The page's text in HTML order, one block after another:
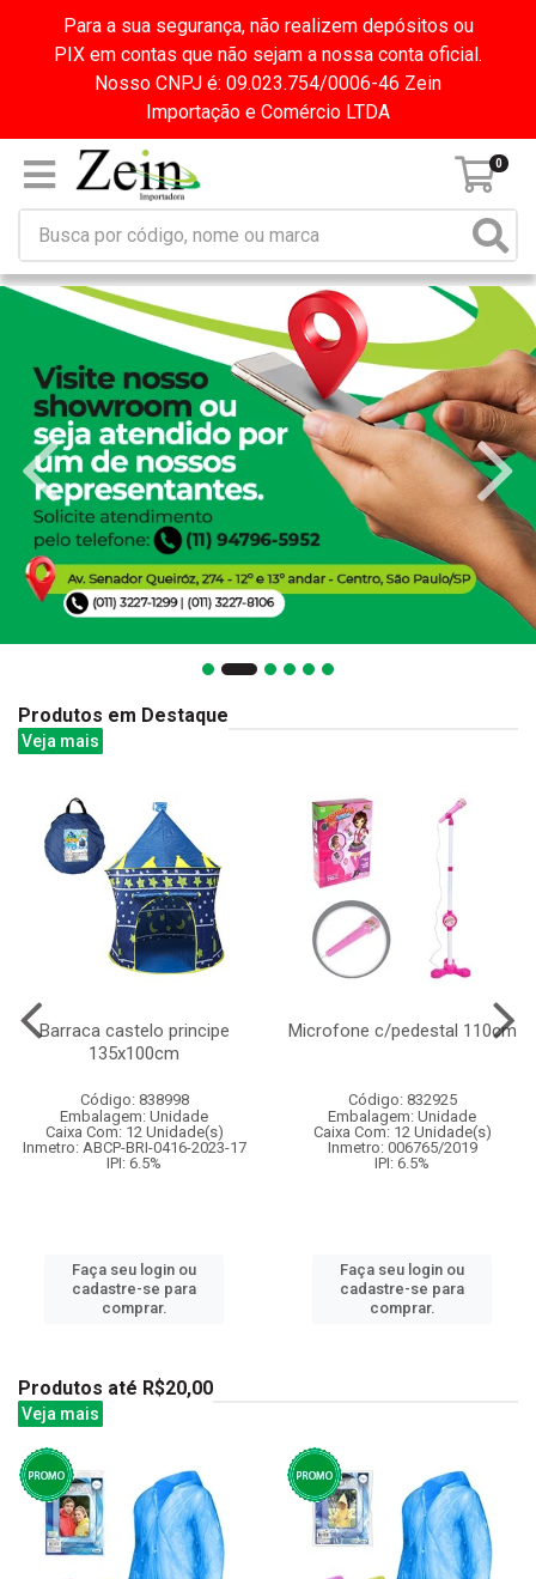
Para a sua segurança, não realizem depósitos ou
PIX em contas que não sejam a nossa conta oficial.
Nosso CNPJ é: 09.023.754/0006-46 Zein
Importação e Comércio LTDA
0
Produtos em Destaque
Veja mais
Barraca castelo principe
135x100cm
Código: 838998
Embalagem: Unidade
Caixa Com: 12 Unidade(s)
Inmetro: ABCP-BRI-0416-2023-17
IPI: 6.5%
Faça seu login ou
cadastre-se para
comprar.
Microfone c/pedestal 110cm
Código: 832925
Embalagem: Unidade
Caixa Com: 12 Unidade(s)
Inmetro: 006765/2019
IPI: 6.5%
Faça seu login ou
cadastre-se para
comprar.
Produtos até R$20,00
Veja mais